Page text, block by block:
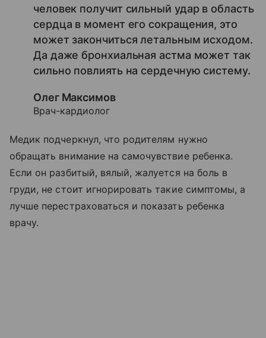
человек получит сильный удар в область
сердца в момент его сокращения, это
может закончиться летальным исходом.
Да даже бронхиальная астма может так
сильно повлиять на сердечную систему.
Олег Максимов
Врач-кардиолог
Медик подчеркнул, что родителям нужно
обращать внимание на самочувствие ребенка.
Если он разбитый, вялый, жалуется на боль в
груди, не стоит игнорировать такие симптомы, а
лучше перестраховаться и показать ребенка
врачу.